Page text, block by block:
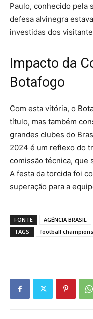
Paulo, conhecido pela
defesa alvinegra
investidas dos
Impacto da
Botafogo
Com esta vitória, o
título, mas também
grandes clubes do
2024 é um reflexo do
comissão técnica, que
A festa da torcida foi
superação para a
FONTE
AGÊNCIA BRASIL
TAGS
football